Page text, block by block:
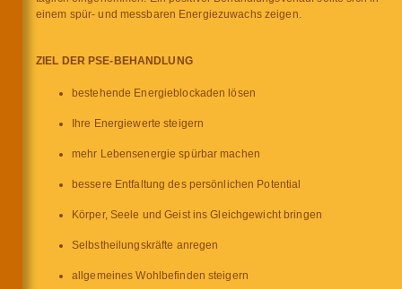
einem spür- und messbaren Energiezuwachs zeigen.
ZIEL DER PSE-BEHANDLUNG
bestehende Energieblockaden lösen
Ihre Energiewerte steigern
mehr Lebensenergie spürbar machen
bessere Entfaltung des persönlichen Potential
Körper, Seele und Geist ins Gleichgewicht bringen
Selbstheilungskräfte anregen
allgemeines Wohlbefinden steigern